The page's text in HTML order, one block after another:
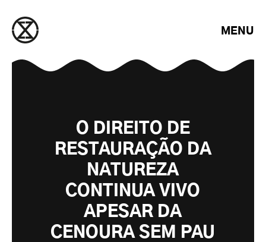
MENU
O DIREITO DE
RESTAURAÇÃO DA
NATUREZA
CONTINUA VIVO
APESAR DA
CENOURA SEM PAU